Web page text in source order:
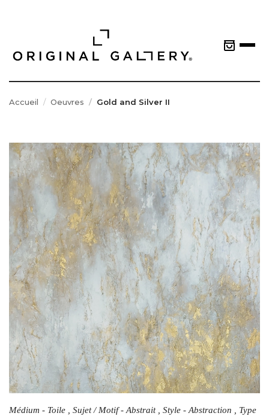
Accueil Oeuvres Gold and Silver II
Médium - Toile , Sujet / Motif - Abstrait , Style - Abstraction , Type